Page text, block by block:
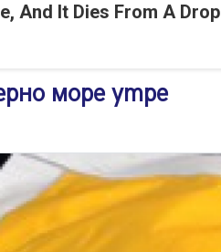
And It Dies From A Drop
море утре